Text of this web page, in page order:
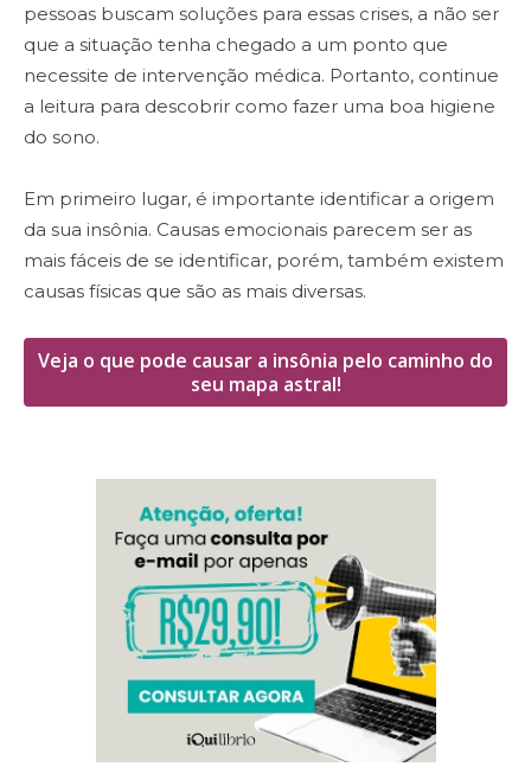
pessoas buscam soluções para essas crises, a não ser
que a situação tenha chegado a um ponto que
necessite de intervenção médica. Portanto, continue
a leitura para descobrir como fazer uma boa higiene
do sono.
Em primeiro lugar, é importante identificar a origem
da sua insônia. Causas emocionais parecem ser as
mais fáceis de se identificar, porém, também existem
causas físicas que são as mais diversas.
Veja o que pode causar a insônia pelo caminho do
seu mapa astral!